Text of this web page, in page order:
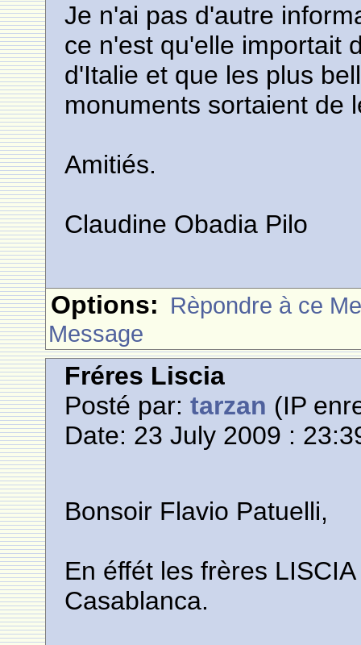
Je n'ai pas d'autre
ce n'est qu'elle importait
d'Italie et que les plus
monuments sortaient de
Amitiés.
Claudine Obadia Pilo
Options: Rèpondre à ce
Message
Fréres Liscia
Posté par:tarzan (IP
Date: 23 July 2009 :
Bonsoir Flavio Patuelli,
En éffét les frères
Casablanca.